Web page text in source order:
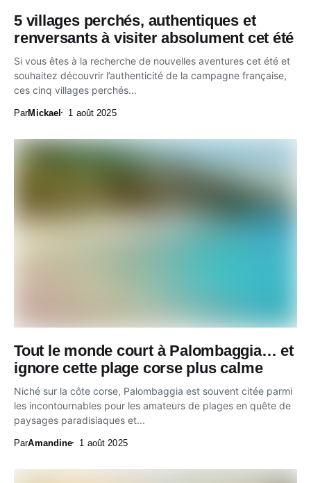
5 villages perchés, authentiques et
renversants à visiter absolument cet été
Si vous êtes à la recherche de nouvelles aventures cet été et
souhaitez découvrir l’authenticité de la campagne française,
ces cinq villages perchés...
ParMickael 1 août 2025
Tout le monde court à Palombaggia… et
ignore cette plage corse plus calme
Niché sur la côte corse, Palombaggia est souvent citée parmi
les incontournables pour les amateurs de plages en quête de
paysages paradisiaques et...
ParAmandine 1 août 2025